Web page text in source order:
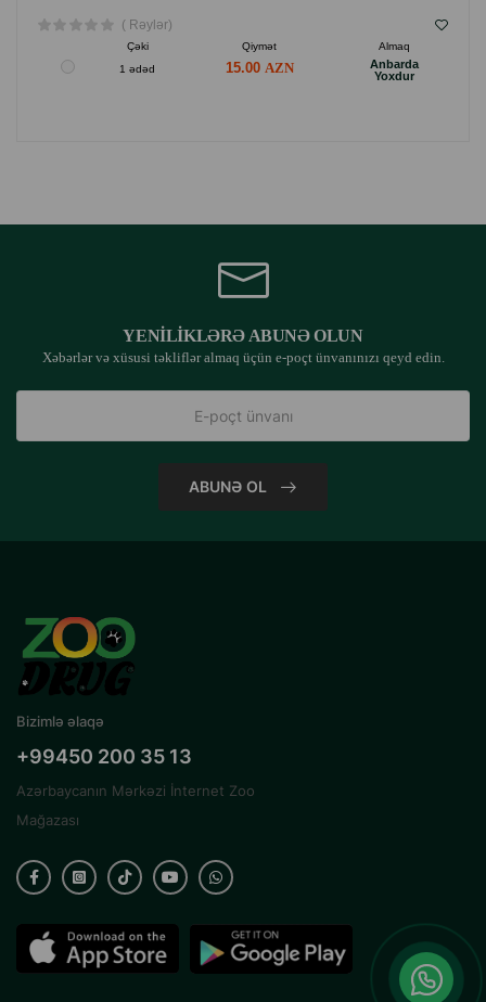
( Rəylər)
Çəki Qiymət
Almaq
1 ədəd
15.00
Anbarda
Yoxdur
YENILIKLƏRƏ ABUNƏ OLUN
Xəbərlər və xüsusi təkliflər almaq üçün e-poçt ünvanınızı qeyd edin.
ABUNƏ OL
Bizimlə əlaqə
+99450 200 35 13
Azərbaycanın Mərkəzi İnternet Zoo
Mağazası